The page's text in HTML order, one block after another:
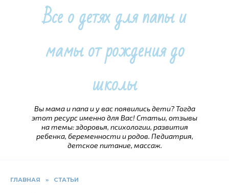
Все о детях для папы и
мамы от рождения до
школы
Вы мама и папа и у вас появились дети? Тогда
этот ресурс именно для Вас! Статьи, отзывы
на темы: здоровья, психологии, развития
ребенка, беременности и родов. Педиатрия,
детское питание, массаж.
ГЛАВНАЯ » СТАТЬИ